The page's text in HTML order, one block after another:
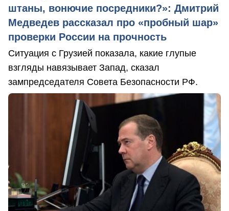
штаны, вонючие посредники?»: Дмитрий
Медведев рассказал про «пробный шар»
проверки России на прочность
Ситуация с Грузией показала, какие глупые
взгляды навязывает Запад, сказал
зампредседателя Совета Безопасности РФ.